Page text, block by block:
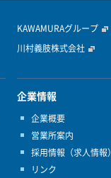
KAWAMURAグループ
川村義肢株式会社
企業情報
企業概要
営業所案内
採用情報（求人情報）
リンク